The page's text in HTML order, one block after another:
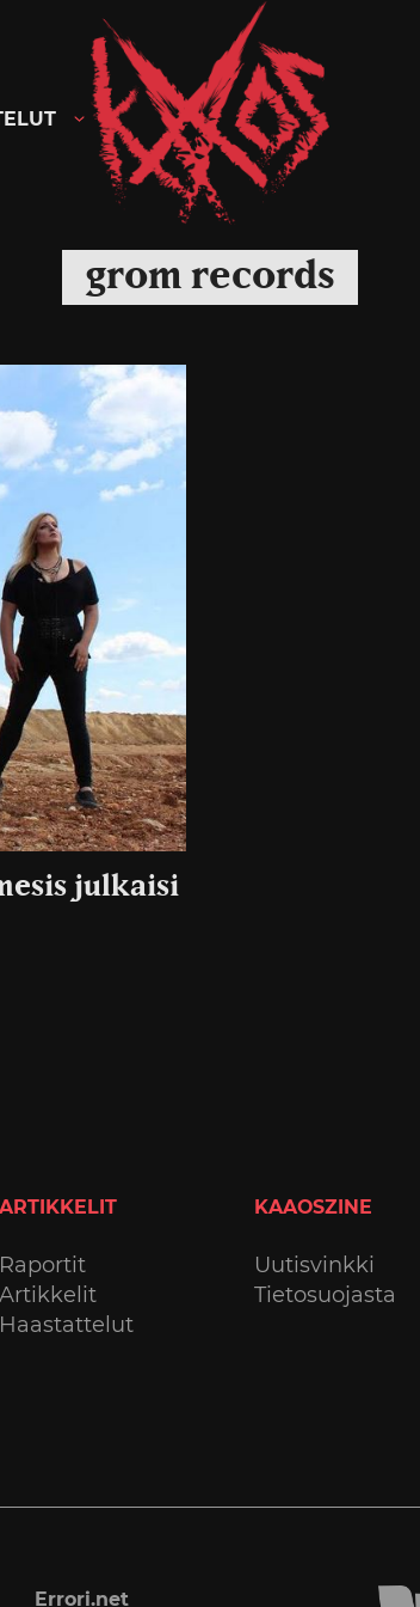
Kaaoszine
grom records
julkaisi
ARTIKKELIT
Raportit
Artikkelit
Haastattelut
KAAOSZINE
Uutisvinkki
Tietosuojasta
Errori.net